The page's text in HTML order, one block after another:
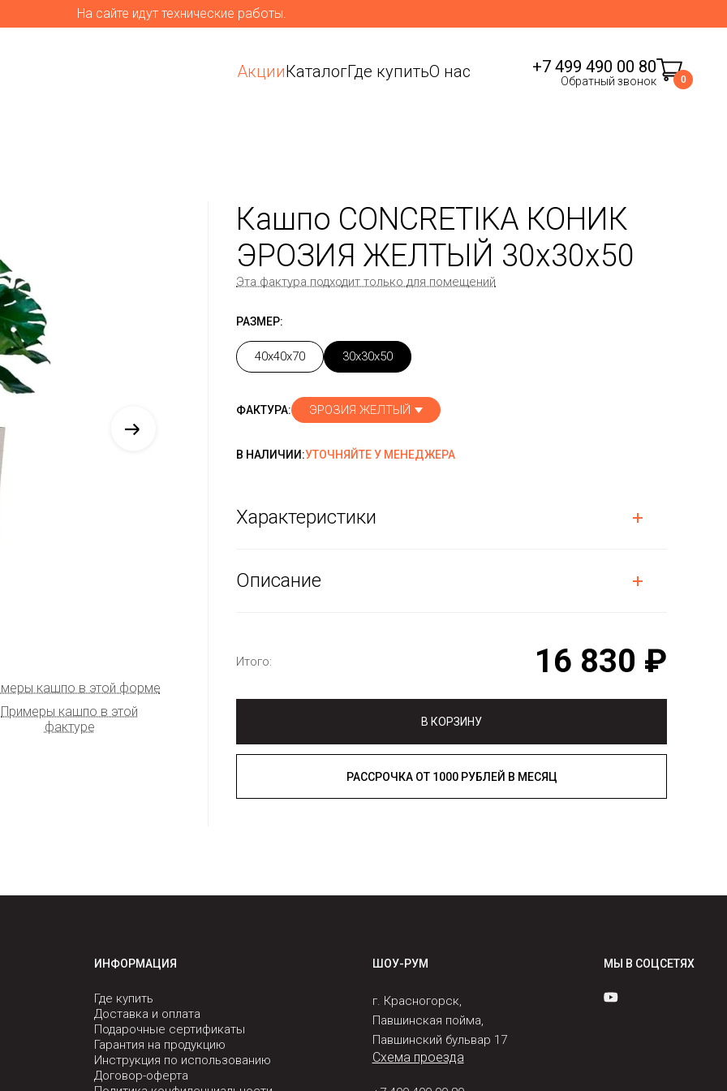
На сайте идут технические работы.
АкцииКаталогГде купитьО нас +7 499 490 00 80
Обратный звонок 0
кашпо в этой форме
Примеры кашпо в этой
фактуре
Кашпо CONCRETIKA КОНИК
ЭРОЗИЯ ЖЕЛТЫЙ 30x30x50
Эта фактура подходит только для помещений
РАЗМЕР:
40x40x70 30x30x50
ФАКТУРА: ЭРОЗИЯ ЖЕЛТЫЙ
В НАЛИЧИИ:УТОЧНЯЙТЕ У МЕНЕДЖЕРА
Характеристики
Описание
Итого: 16 830 ₽
В КОРЗИНУ
РАССРОЧКА ОТ 1000 РУБЛЕЙ В МЕСЯЦ
ИНФОРМАЦИЯ
Где купить
Доставка и оплата
Подарочные сертификаты
Гарантия на продукцию
Инструкция по использованию
Договор-оферта
ШОУ-РУМ
г. Красногорск,
Павшинская пойма,
Павшинский бульвар 17
Схема проезда
МЫ В СОЦСЕТЯХ